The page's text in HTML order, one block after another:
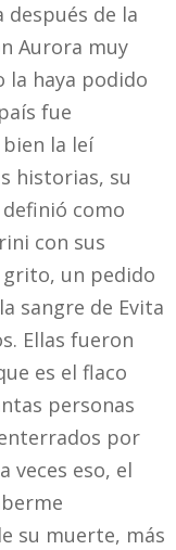
después de la
Aurora muy
la haya podido
fue
la leí
historias, su
como
con sus
un pedido
sangre de Evita
Ellas fueron
es el flaco
personas
por
veces eso, el
su muerte, más